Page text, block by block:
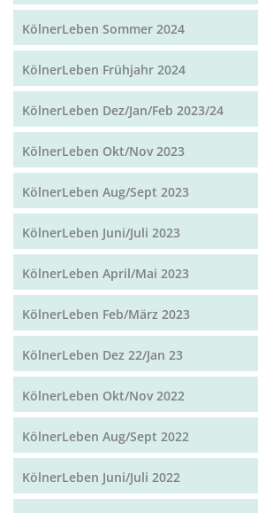
KölnerLeben Sommer 2024
KölnerLeben Frühjahr 2024
KölnerLeben Dez/Jan/Feb 2023/24
KölnerLeben Okt/Nov 2023
KölnerLeben Aug/Sept 2023
KölnerLeben Juni/Juli 2023
KölnerLeben April/Mai 2023
KölnerLeben Feb/März 2023
KölnerLeben Dez 22/Jan 23
KölnerLeben Okt/Nov 2022
KölnerLeben Aug/Sept 2022
KölnerLeben Juni/Juli 2022